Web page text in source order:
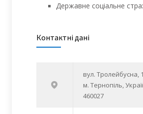
Державне соціальне
Контактні дані
вул. Тролейбусна,
м. Тернопіль,
460027